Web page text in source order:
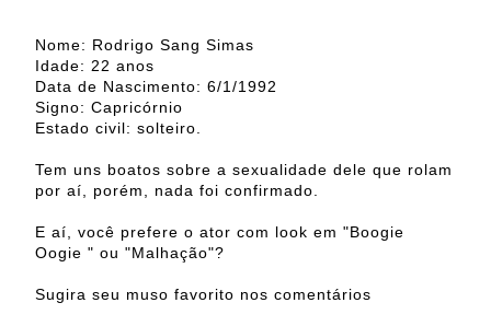
Nome: Rodrigo Sang Simas
Idade: 22 anos
Data de Nascimento: 6/1/1992
Signo: Capricórnio
Estado civil: solteiro.
Tem uns boatos sobre a sexualidade dele que rolam
por aí, porém, nada foi confirmado.
E aí, você prefere o ator com look em "Boogie
Oogie " ou "Malhação"?
Sugira seu muso favorito nos comentários